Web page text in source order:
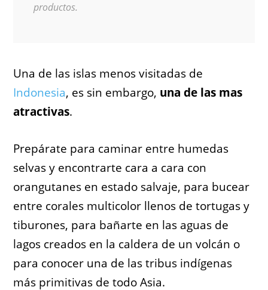
productos.
Una de las islas menos visitadas de
Indonesia, es sin embargo, una de las mas
atractivas.
Prepárate para caminar entre humedas
selvas y encontrarte cara a cara con
orangutanes en estado salvaje, para bucear
entre corales multicolor llenos de tortugas y
tiburones, para bañarte en las aguas de
lagos creados en la caldera de un volcán o
para conocer una de las tribus indígenas
más primitivas de todo Asia.